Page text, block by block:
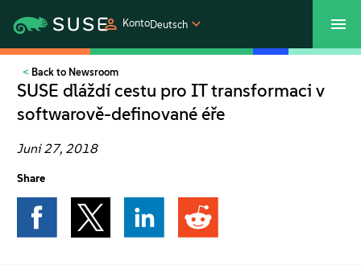
KontoDeutsch
SUSECON 2027
Produkte
Support und Services
Back to Newsroom
SUSE dláždí cestu pro IT transformaci v
softwarově-definované éře
Juni 27, 2018
Share